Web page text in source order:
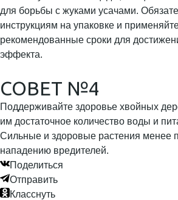
для борьбы с жуками усачами.
инструкциям на упаковке и
рекомендованные сроки для
эффекта.
СОВЕТ №4
Поддерживайте здоровье хвойных
им достаточное количество воды и
Сильные и здоровые растения менее
нападению вредителей.
Поделиться
Отправить
Класснуть